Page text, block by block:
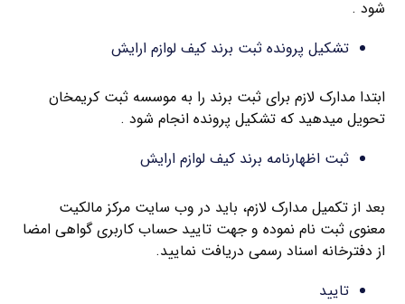
شود .
تشکیل پرونده ثبت برند کیف لوازم ارایش
ابتدا مدارک لازم برای ثبت برند را به موسسه ثبت کریمخان
تحویل میدهید که تشکیل پرونده انجام شود .
ثبت اظهارنامه برند کیف لوازم ارایش
بعد از تکمیل مدارک لازم، باید در وب سایت مرکز مالکیت
معنوی ثبت نام نموده و جهت تایید حساب کاربری گواهی امضا
از دفترخانه اسناد رسمی دریافت نمایید.
تایید